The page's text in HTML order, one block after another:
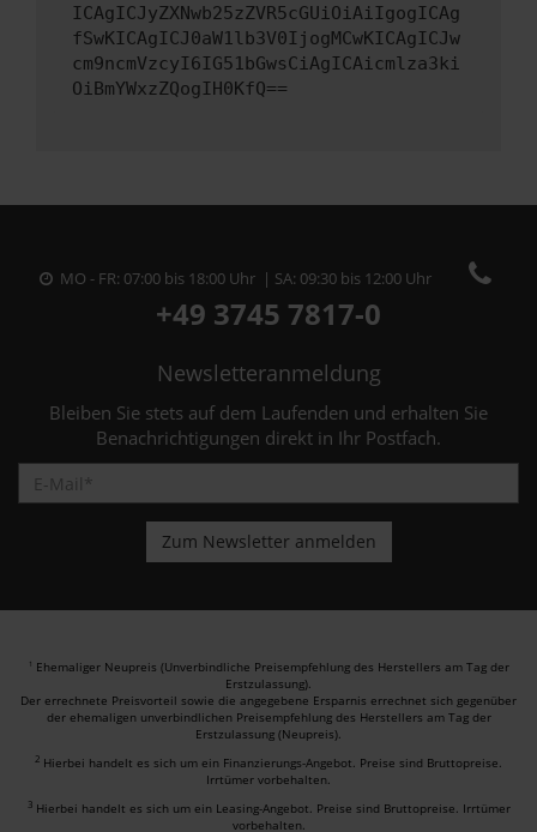
ICAgICJyZXNwb25zZVR5cGUiOiAiIgogICAg
fSwKICAgICJ0aW1lb3V0IjogMCwKICAgICJw
cm9ncmVzcyI6IG51bGwsCiAgICAicmlza3ki
OiBmYWxzZQogIH0KfQ==
MO - FR: 07:00 bis 18:00 Uhr | SA: 09:30 bis 12:00 Uhr
+49 3745 7817-0
Newsletteranmeldung
Bleiben Sie stets auf dem Laufenden und erhalten Sie
Benachrichtigungen direkt in Ihr Postfach.
1 Ehemaliger Neupreis (Unverbindliche Preisempfehlung des Herstellers am Tag der
Erstzulassung).
Der errechnete Preisvorteil sowie die angegebene Ersparnis errechnet sich gegenüber
der ehemaligen unverbindlichen Preisempfehlung des Herstellers am Tag der
Erstzulassung (Neupreis).
2 Hierbei handelt es sich um ein Finanzierungs-Angebot. Preise sind Bruttopreise.
Irrtümer vorbehalten.
3 Hierbei handelt es sich um ein Leasing-Angebot. Preise sind Bruttopreise. Irrtümer
vorbehalten.